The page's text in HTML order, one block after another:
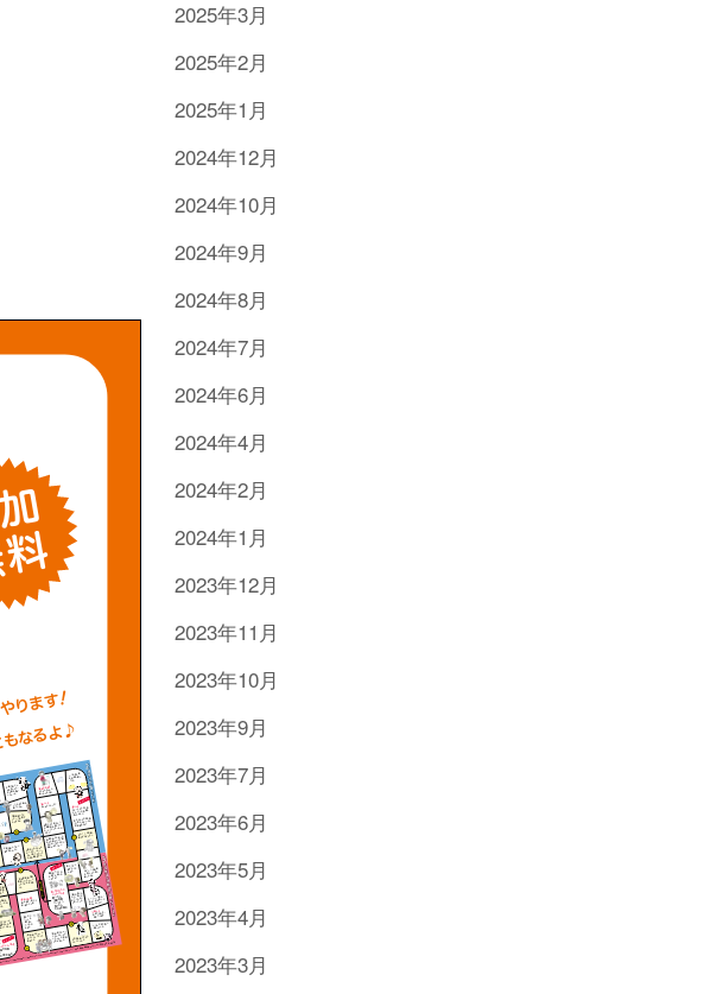
2025年3月
2025年2月
2025年1月
2024年12月
2024年10月
2024年9月
2024年8月
2024年7月
2024年6月
2024年4月
2024年2月
2024年1月
2023年12月
2023年11月
2023年10月
2023年9月
2023年7月
2023年6月
2023年5月
2023年4月
2023年3月